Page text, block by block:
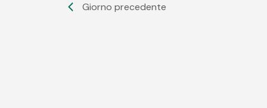
Giorno precedente